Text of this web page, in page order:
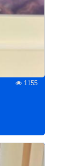
1155